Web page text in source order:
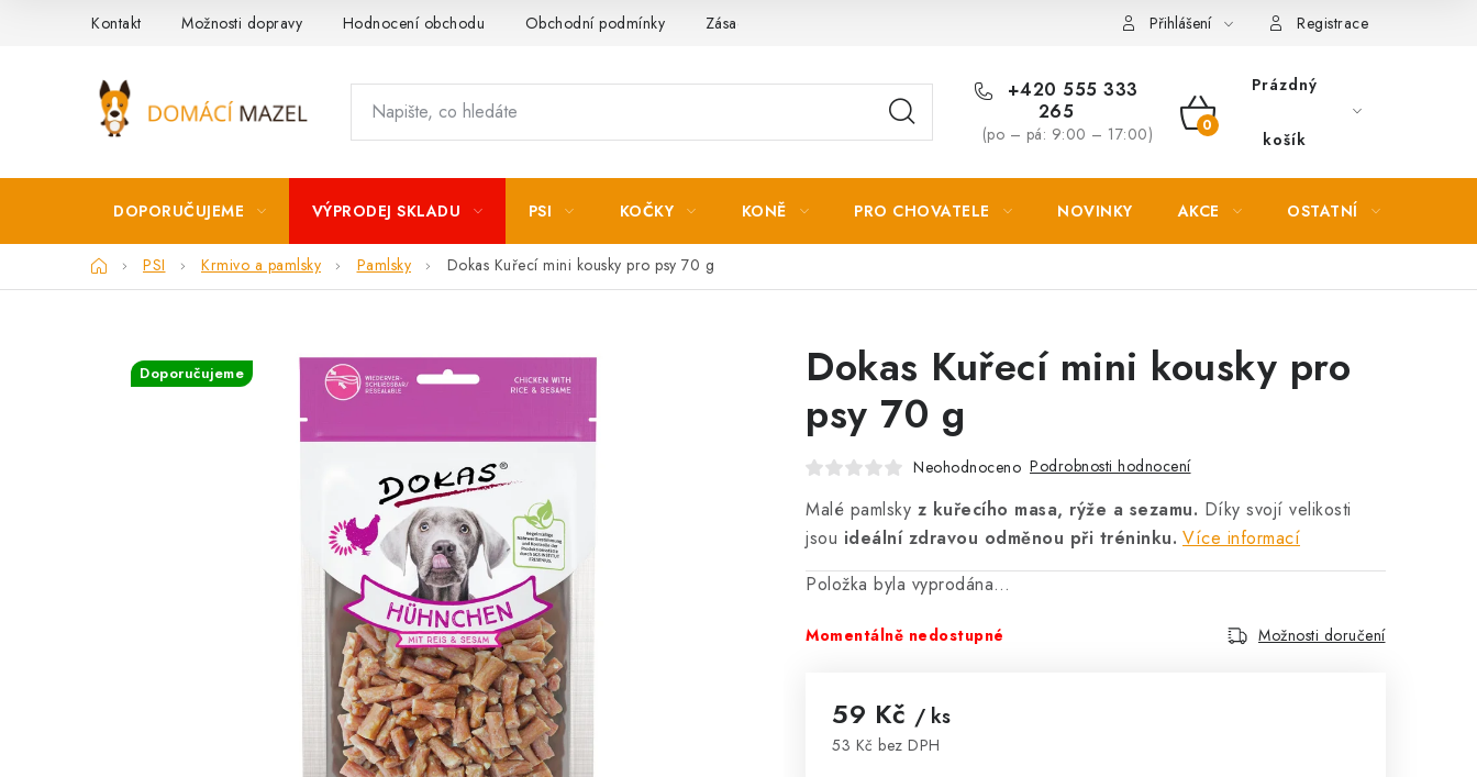
Kontakt Možnosti dopravy Hodnocení obchodu Obchodní podmínky Zásady zpracování osobních údajů Přihlášení Registrace
+420 555 333
265
(po – pá: 9:00 – 17:00)
NÁKUPNÍ
Prázdný
košík
DOPORUČUJEME VÝPRODEJ SKLADU PSI KOČKY KONĚ PRO CHOVATELE NOVINKY AKCE OSTATNÍ
DomůPSI Krmivo a pamlsky Pamlsky Dokas Kuřecí mini kousky pro psy 70 g
Dokas Kuřecí mini kousky pro
psy 70 g
Neohodnoceno Podrobnosti hodnocení
Malé pamlsky z kuřecího masa, rýže a sezamu. Díky svojí velikosti
jsou ideální zdravou odměnou při tréninku. Více informací
Položka byla vyprodána…
Momentálně nedostupné Možnosti doručení
59 Kč / ks
53 Kč bez DPH
Doporučujeme